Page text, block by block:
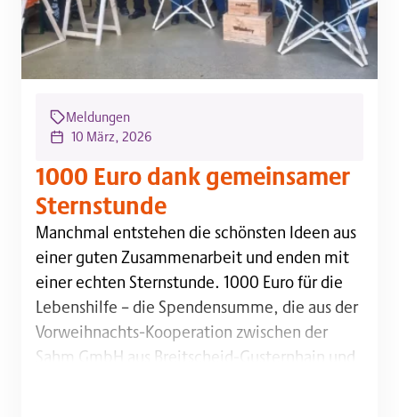
Meldungen
10 März, 2026
1000 Euro dank gemeinsamer
Sternstunde
Manchmal entstehen die schönsten Ideen aus
Manchmal entstehen die schönsten Ideen aus
einer guten Zusammenarbeit und enden mit
einer echten Sternstunde. 1000 Euro für die
Lebenshilfe – die Spendensumme, die aus der
Vorweihnachts-Kooperation zwischen der
Sahm GmbH aus Breitscheid-Gusternhain und